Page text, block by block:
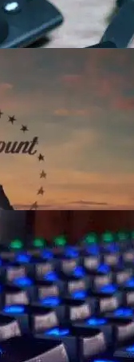
Домом, То Fire TV
В США За $7,7